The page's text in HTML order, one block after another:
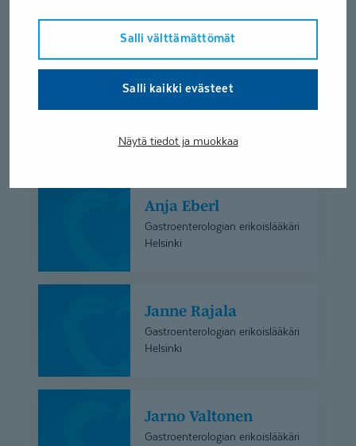
Salli välttämättömät
Salli kaikki evästeet
Näytä tiedot ja muokkaa
asiantuntijoita
Helsinki
Anja
Anja Eberl
Gastroenterologian erikoislääkäri
Helsinki
Janne Rajala
Gastroenterologian erikoislääkäri
Helsinki
Jarno Valtonen
Gastroenterologian erikoislääkäri